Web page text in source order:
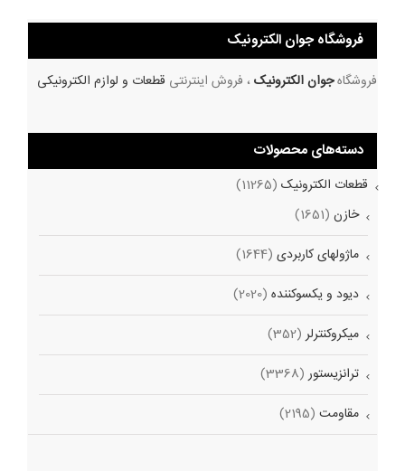
فروشگاه جوان الکترونیک
فروشگاهجوان الکترونیک ، فروش اینترنتی قطعات و لوازم الکترونیکی
دسته‌های محصولات
قطعات الکترونیک (11265)
خازن (1651)
ماژولهای کاربردی (1644)
دیود و یکسوکننده (2020)
میکروکنترلر (352)
ترانزیستور (3368)
مقاومت (2195)